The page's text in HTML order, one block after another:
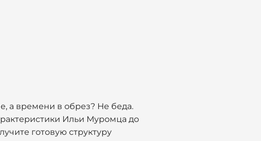
а времени в обрез? Не беда.
Ильи Муромца до
готовую структуру